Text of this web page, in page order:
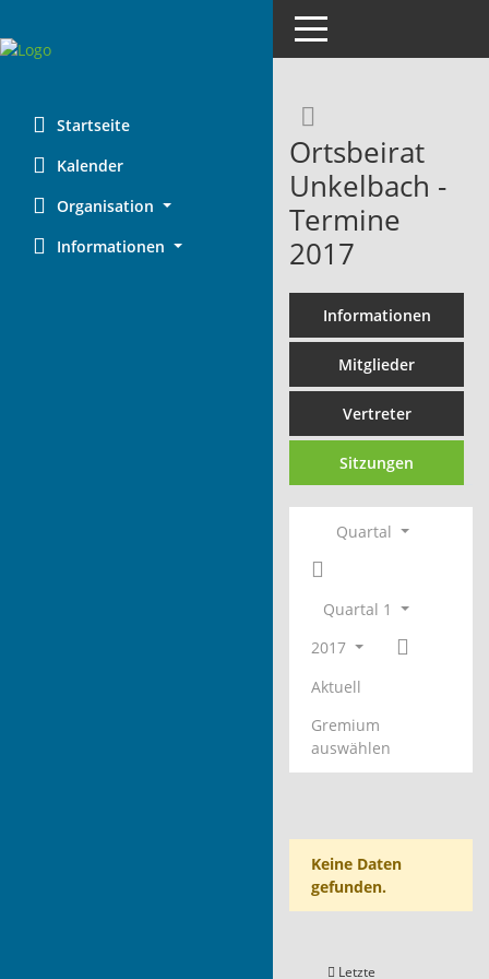
Startseite
Kalender
Organisation
Informationen
Toggle navigation
Ortsbeirat
Unkelbach -
Termine
2017
Informationen
Mitglieder
Vertreter
Sitzungen
Quartal
Quartal 1
2017
Aktuell
Gremium
auswählen
Keine Daten
gefunden.
Letzte